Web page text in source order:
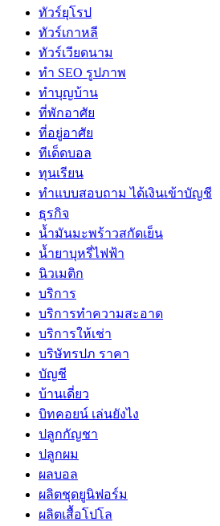
ทัวร์ยุโรป
ทัวร์เกาหลี
ทัวร์เวียดนาม
ทำ SEO รูปภาพ
ทำบุญบ้าน
ที่พักอาศัย
ที่อยู่อาศัย
ทีเด็ดบอล
ทุนเรียน
ทําแบบสอบถาม ได้เงินเข้าบัญชี
ธุรกิจ
น้ำมันมะพร้าวสกัดเย็น
น้ำยาบุหรี่ไฟฟ้า
นิวเมติก
บริการ
บริการทำความสะอาด
บริการให้เช่า
บริษัทรปภ ราคา
บัญชี
บ้านเดี่ยว
บิทคอยน์ เล่นยังไง
ปลูกกัญชา
ปลูกผม
ผลบอล
ผลิตชุดยูนิฟอร์ม
ผลิตเสื้อโปโล